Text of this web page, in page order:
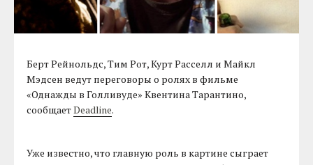
Берт Рейнольдс, Тим Рот, Курт Расселл и Майкл
Мэдсен ведут переговоры о ролях в фильме
«Однажды в Голливуде» Квентина Тарантино,
сообщаетDeadline.
Уже известно, что главную роль в картине сыграет